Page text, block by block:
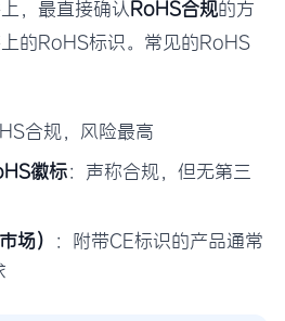
，最直接确认RoHS合规的方
的RoHS标识。常见的RoHS
合规，风险最高
徽标：声称合规，但无第三
场） ：附带CE标识的产品通常